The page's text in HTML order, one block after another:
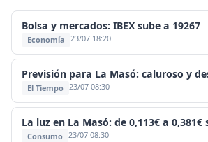
Bolsa y mercados: IBEX sube a 19267
Economía 23/07 18:20
Previsión para La Masó: caluroso y
El Tiempo 23/07 08:30
La luz en La Masó: de 0,113€ a
Consumo 23/07 08:30